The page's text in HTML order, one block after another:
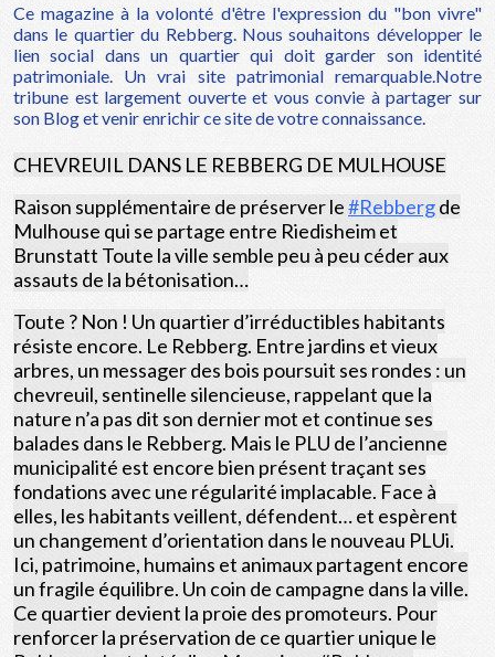
Ce magazine à la volonté d'être l'expression du "bon vivre"
dans le quartier du Rebberg. Nous souhaitons développer le
lien social dans un quartier qui doit garder son identité
patrimoniale. Un vrai site patrimonial remarquable.Notre
tribune est largement ouverte et vous convie à partager sur
son Blog et venir enrichir ce site de votre connaissance.
CHEVREUIL DANS LE REBBERG DE MULHOUSE
Raison supplémentaire de préserver le#Rebbergde
Mulhouse qui se partage entre Riedisheim et
Brunstatt Toute la ville semble peu à peu céder aux
assauts de la bétonisation…
Toute ? Non ! Un quartier d’irréductibles habitants
résiste encore. Le Rebberg. Entre jardins et vieux
arbres, un messager des bois poursuit ses rondes : un
chevreuil, sentinelle silencieuse, rappelant que la
nature n’a pas dit son dernier mot et continue ses
balades dans le Rebberg. Mais le PLU de l’ancienne
municipalité est encore bien présent traçant ses
fondations avec une régularité implacable. Face à
elles, les habitants veillent, défendent… et espèrent
un changement d’orientation dans le nouveau PLUi.
Ici, patrimoine, humains et animaux partagent encore
un fragile équilibre. Un coin de campagne dans la ville.
Ce quartier devient la proie des promoteurs. Pour
renforcer la préservation de ce quartier unique le